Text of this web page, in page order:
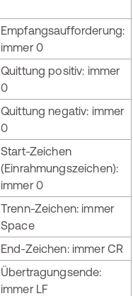
Empfangsaufforderung:
immer 0
Quittung positiv: immer
0
Quittung negativ: immer
0
Start-Zeichen
(Einrahmungszeichen):
immer 0
Trenn-Zeichen: immer
Space
End-Zeichen: immer CR
Übertragungsende:
immer LF